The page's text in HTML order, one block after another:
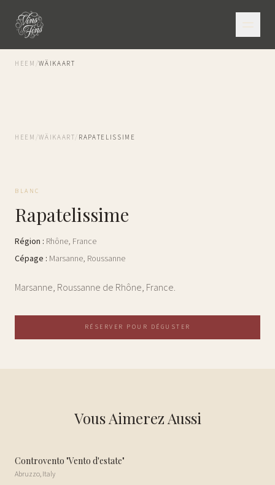
HEEM /WÄIKAART
HEEM /WÄIKAART/ RAPATELISSIME
BLANC
Rapatelissime
Région : Rhône, France
Cépage : Marsanne, Roussanne
Marsanne, Roussanne de Rhône, France.
RÉSERVER POUR DÉGUSTER
Vous Aimerez Aussi
Controvento "Vento d'estate"
Abruzzo,Italy